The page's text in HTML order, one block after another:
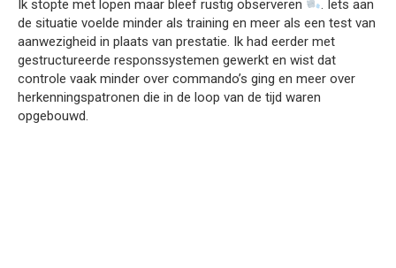
Ik stopte met lopen maar bleef rustig observeren
. Iets aan
de situatie voelde minder als training en meer als een test van
aanwezigheid in plaats van prestatie. Ik had eerder met
gestructureerde responssystemen gewerkt en wist dat
controle vaak minder over commando’s ging en meer over
herkenningspatronen die in de loop van de tijd waren
opgebouwd.